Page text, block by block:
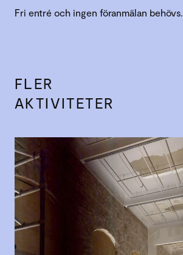
Fri entré och ingen föranmälan behövs.
FLER
AKTIVITETER